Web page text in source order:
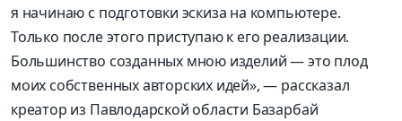
я начинаю с подготовки эскиза на компьютере.
Только после этого приступаю к его реализации.
Большинство созданных мною изделий — это плод
моих собственных авторских идей», — рассказал
креатор из Павлодарской области Базарбай